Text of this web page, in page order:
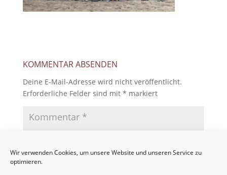
Wir verwenden Cookies, um unsere Website und unseren Service zu
optimieren.
KOMMENTAR ABSENDEN
Deine E-Mail-Adresse wird nicht veröffentlicht.
Erforderliche Felder sind mit * markiert